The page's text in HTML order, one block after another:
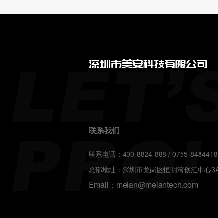
深圳市美安科技有限公司
联系我们
联系电话：400-8824-888 / 0755-
总部地址：深圳市龙岗区恒明湾创汇中心
Email：meian@meiantech.com